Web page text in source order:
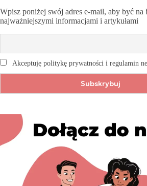
Wpisz poniżej swój adres e-mail, aby być na
najważniejszymi informacjami i artykułami
Akceptuję politykę prywatności i regulamin